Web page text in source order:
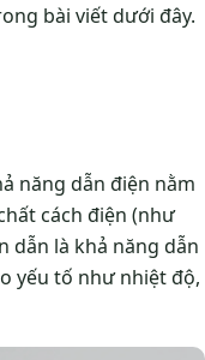
bài viết dưới đây.
năng dẫn điện nằm
cách điện (như
dẫn là khả năng dẫn
yếu tố như nhiệt độ,